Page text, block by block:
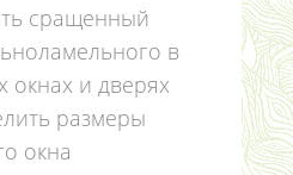
сращенный
в
окнах и дверях
размеры
окна